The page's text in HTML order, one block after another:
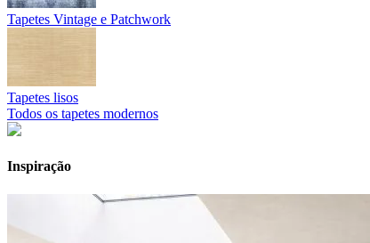
Tapetes Vintage e Patchwork
Tapetes lisos
Todos os tapetes modernos
Inspiração